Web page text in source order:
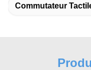
Commutateur